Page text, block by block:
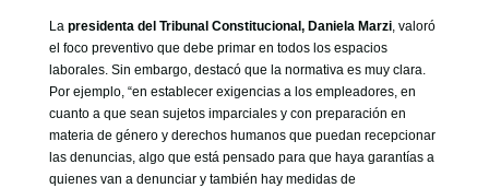
La presidenta del Tribunal Constitucional, Daniela Marzi, valoró
el foco preventivo que debe primar en todos los espacios
laborales. Sin embargo, destacó que la normativa es muy clara.
Por ejemplo, “en establecer exigencias a los empleadores, en
cuanto a que sean sujetos imparciales y con preparación en
materia de género y derechos humanos que puedan recepcionar
las denuncias, algo que está pensado para que haya garantías a
quienes van a denunciar y también hay medidas de